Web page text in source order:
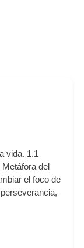
vida. 1.1
del
el foco de